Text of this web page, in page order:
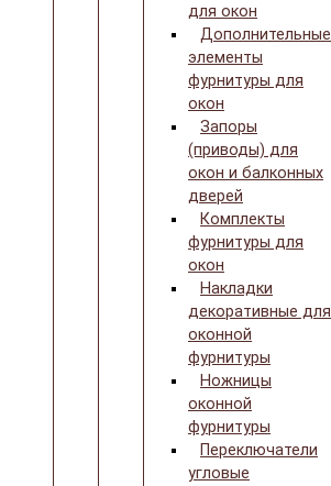
для окон
Дополнительные
элементы
фурнитуры для
окон
Запоры
(приводы) для
окон и балконных
дверей
Комплекты
фурнитуры для
окон
Накладки
декоративные для
оконной
фурнитуры
Ножницы
оконной
фурнитуры
Переключатели
угловые